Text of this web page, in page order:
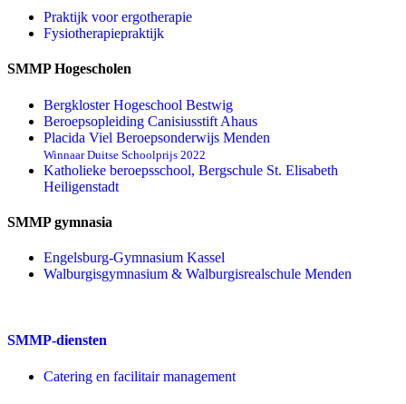
Praktijk voor ergotherapie
Fysiotherapiepraktijk
SMMP Hogescholen
Bergkloster Hogeschool Bestwig
Beroepsopleiding Canisiusstift Ahaus
Placida Viel Beroepsonderwijs Menden
Winnaar Duitse Schoolprijs 2022
Katholieke beroepsschool, Bergschule St. Elisabeth
Heiligenstadt
SMMP gymnasia
Engelsburg-Gymnasium Kassel
Walburgisgymnasium & Walburgisrealschule Menden
SMMP-diensten
Catering en facilitair management